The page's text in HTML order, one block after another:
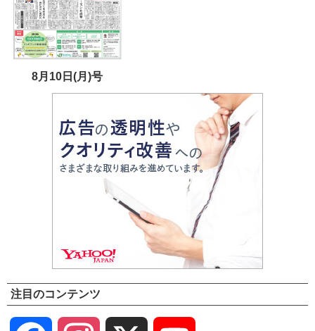
8月10日(月)号
注目のコンテンツ